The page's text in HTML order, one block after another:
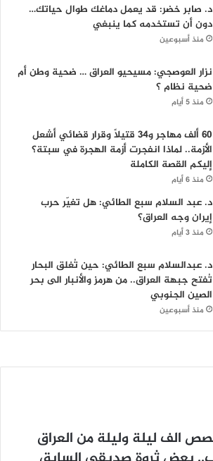
د. صابر خضر: قد يعمل دماغك طوال حياتك…
دون أن تستخدمه كما ينبغي
منذ أسبوعين
نزار العوصجي: مسيحيو العراق … ضحية وطن أم
ضحية نظام ؟
منذ 5 أيام
60 ألف مهاجر و34 قتيلاً وقرار قضائي أشعل
الأزمة.. لماذا انفجرت أزمة الهجرة في سبتة؟
إليكم القصة الكاملة
منذ 6 أيام
د. عبد السلام سبع الطائي: هل تغيّر حرب
إيران وجه العراق؟
منذ 3 أيام
د. عبدالسلام سبع الطائي: حين تُغلق البحار
تُفتح جبهة العراق.. من هرمز والأنبار الى بحر
الصين الجنوبي
منذ أسبوعين